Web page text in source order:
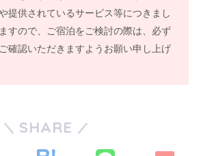
提供されているサービス等につきまし
すので、ご宿泊をご検討の際は、必ず
確認いただきますようお願い申し上げ
SHARE